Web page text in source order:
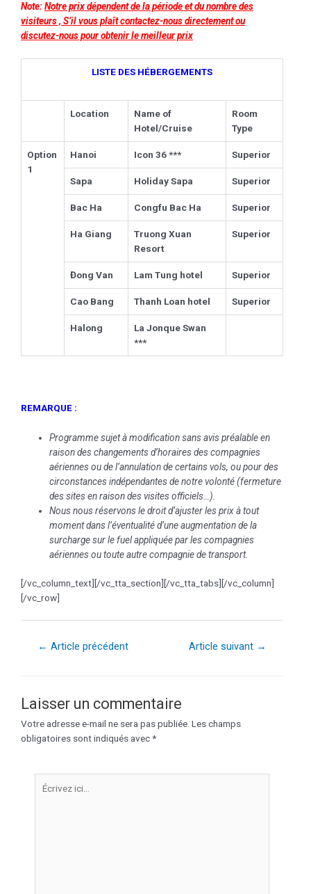
Note:Notre prix dépendent de la période et du nombre des
visiteurs , S’il vous plaît contactez-nous directement ou
discutez-nous pour obtenir le meilleur prix
LISTE DES HÉBERGEMENTS
Location
Name of
Hotel/Cruise
Room
Type
Option
1
Hanoi Icon 36 *** Superior
Sapa Holiday Sapa Superior
Bac Ha Congfu Bac Ha Superior
Ha Giang
Truong Xuan
Resort
Superior
Đong Van Lam Tung hotel Superior
Cao Bang Thanh Loan hotel Superior
Halong
La Jonque Swan
***
REMARQUE :
Programme sujet à modification sans avis préalable en
raison des changements d’horaires des compagnies
aériennes ou de l’annulation de certains vols, ou pour des
circonstances indépendantes de notre volonté (fermeture
des sites en raison des visites officiels…).
Nous nous réservons le droit d’ajuster les prix à tout
moment dans l’éventualité d’une augmentation de la
surcharge sur le fuel appliquée par les compagnies
aériennes ou toute autre compagnie de transport.
[/vc_column_text][/vc_tta_section][/vc_tta_tabs][/vc_column]
[/vc_row]
← Article précédent Article suivant →
Laisser un commentaire
Votre adresse e-mail ne sera pas publiée. Les champs
obligatoires sont indiqués avec*